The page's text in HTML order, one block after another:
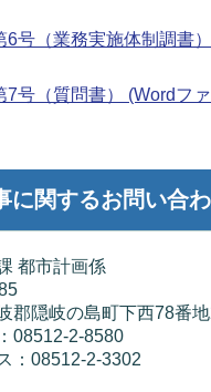
6号（業務実施体制調書
7号（質問書） (Wordフ
に関するお問い合
都市計画係
郡隠岐の島町下西78番
08512-2-8580
：08512-2-3302